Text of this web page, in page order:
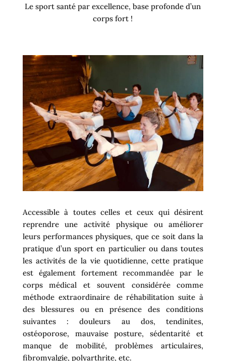
Le sport santé par excellence, base profonde d’un
corps fort !
Accessible à toutes celles et ceux qui désirent
reprendre une activité physique ou améliorer
leurs performances physiques, que ce soit dans la
pratique d’un sport en particulier ou dans toutes
les activités de la vie quotidienne, cette pratique
est également fortement recommandée par le
corps médical et souvent considérée comme
méthode extraordinaire de réhabilitation suite à
des blessures ou en présence des conditions
suivantes : douleurs au dos, tendinites,
ostéoporose, mauvaise posture, sédentarité et
manque de mobilité, problèmes articulaires,
fibromyalgie, polyarthrite, etc.